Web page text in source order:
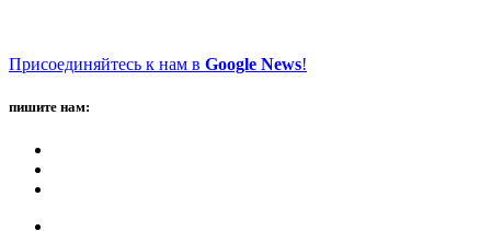
Присоединяйтесь к нам в Google News!
пишите нам: